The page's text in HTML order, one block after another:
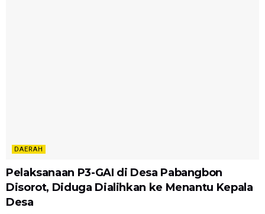
DAERAH
Pelaksanaan P3-GAI di Desa Pabangbon
Disorot, Diduga Dialihkan ke Menantu Kepala
Desa